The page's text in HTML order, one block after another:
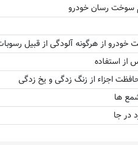
سوخت رسان خودرو
از هرگونه آلودگی از قبیل
از استفاده
اجزاء از زنگ زدگی و یخ زدگی
ها
در جا